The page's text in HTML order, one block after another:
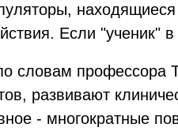
Если "ученик"
словам профессора
развивают
- многократные